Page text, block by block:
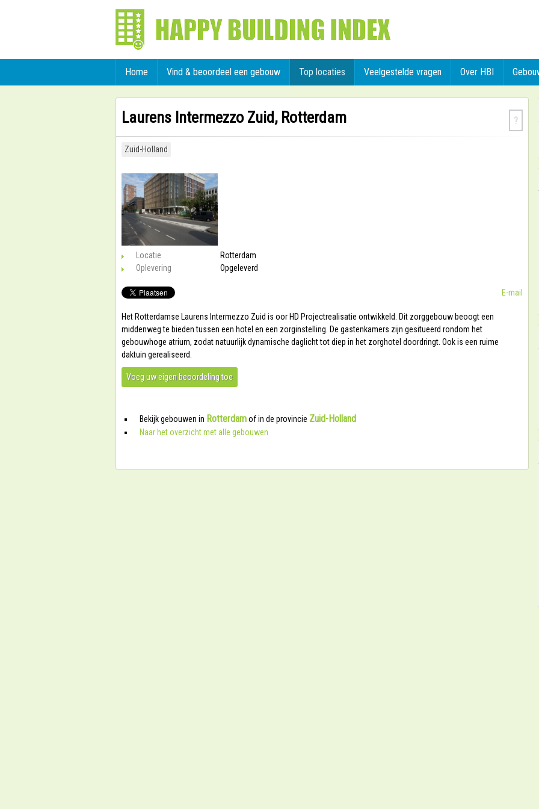
Home Vind & beoordeel een gebouw Top locaties Veelgestelde vragen Over HBI
Laurens Intermezzo Zuid, Rotterdam ?
Zuid-Holland
Locatie
Rotterdam
Oplevering
Opgeleverd
E-mail
Het Rotterdamse Laurens Intermezzo Zuid is oor HD Projectrealisatie ontwikkeld. Dit zorggebouw beoogt een
middenweg te bieden tussen een hotel en een zorginstelling. De gastenkamers zijn gesitueerd rondom het
gebouwhoge atrium, zodat natuurlijk dynamische daglicht tot diep in het zorghotel doordringt. Ook is een ruime
daktuin gerealiseerd.
Voeg uw eigen beoordeling toe
Bekijk gebouwen in Rotterdamof in de provincie Zuid-Holland
Naar het overzicht met alle gebouwen